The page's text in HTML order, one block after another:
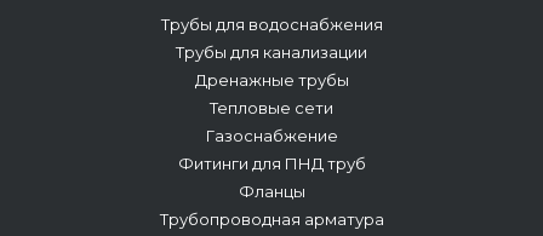
Трубы для водоснабжения
Трубы для канализации
Дренажные трубы
Тепловые сети
Газоснабжение
Фитинги для ПНД труб
Фланцы
Трубопроводная арматура